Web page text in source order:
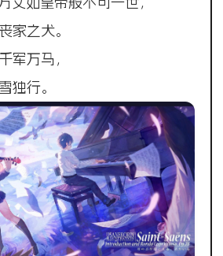
家之犬。
军万马，
独行。